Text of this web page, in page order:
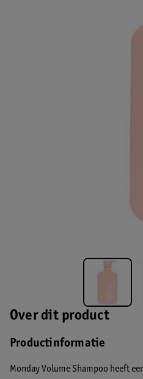
Over dit product
Productinformatie
Monday Volume Shampoo heeft